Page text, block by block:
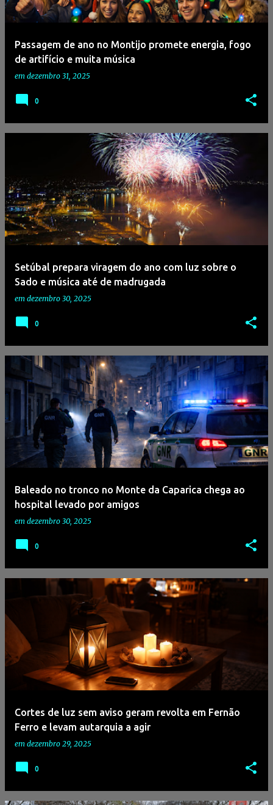
Passagem de ano no Montijo promete energia, fogo
de artifício e muita música
em dezembro 31, 2025
0
Setúbal prepara viragem do ano com luz sobre o
Sado e música até de madrugada
em dezembro 30, 2025
0
Baleado no tronco no Monte da Caparica chega ao
hospital levado por amigos
em dezembro 30, 2025
0
Cortes de luz sem aviso geram revolta em Fernão
Ferro e levam autarquia a agir
em dezembro 29, 2025
0